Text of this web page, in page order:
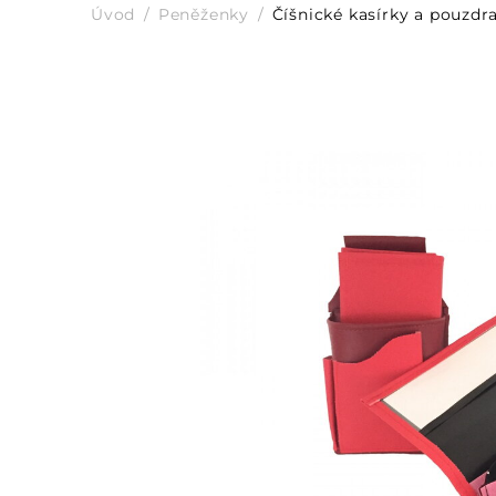
Úvod Peněženky Číšnické kasírky a